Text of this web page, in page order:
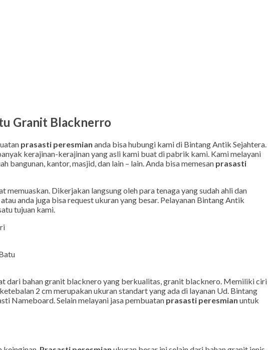
Granit Blacknerro
prasasti peresmian anda bisa hubungi kami di Bintang Antik Sejahtera.
kerajinan-kerajinan yang asli kami buat di pabrik kami. Kami melayani
bangunan, kantor, masjid, dan lain – lain. Anda bisa memesan prasasti
Dikerjakan langsung oleh para tenaga yang sudah ahli dan
anda juga bisa request ukuran yang besar. Pelayanan Bintang Antik
tujuan kami.
dari bahan granit blacknero yang berkualitas, granit blacknero. Memiliki ciri
2 cm merupakan ukuran standart yang ada di layanan Ud. Bintang
Nameboard. Selain melayani jasa pembuatan prasasti peresmian untuk